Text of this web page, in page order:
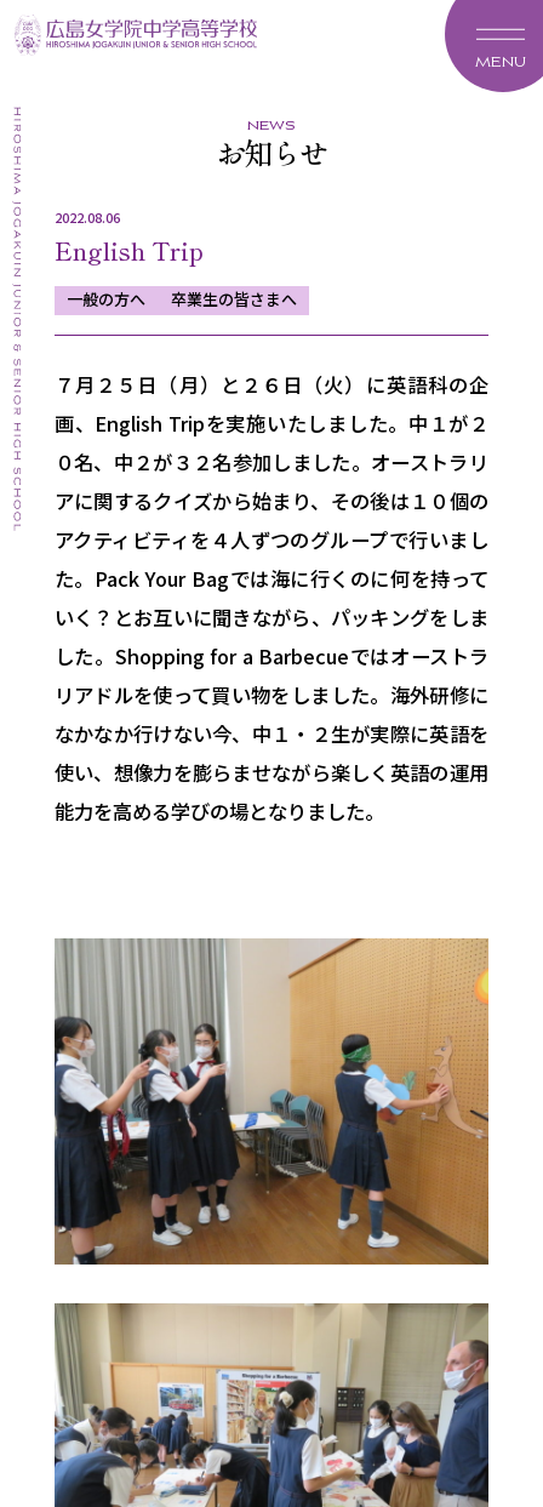
MENU
news
お知らせ
2022.08.06
English Trip
一般の方へ 卒業生の皆さまへ
７月２５日（月）と２６日（火）に英語科の企
画、 English Tripを実施いたしました。中１が２
０名、 中２が３２名参加しました。 オーストラリ
アに関するクイズから始まり、 その後は１０個の
アクティビティを４人ずつのグループで行いまし
た。 Pack Your Bagでは海に行くのに何を持って
いく？とお互いに聞きながら、 パッキングをしま
した。 Shopping for a Barbecueではオーストラ
リアドルを使って買い物をしました。海外研修に
なかなか行けない今、中１・ ２生が実際に英語を
使い、想像力を膨らませながら楽しく英語の運用
能力を高める学びの場となりました。